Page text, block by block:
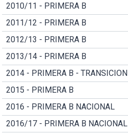
2010/11 - PRIMERA B
2011/12 - PRIMERA B
2012/13 - PRIMERA B
2013/14 - PRIMERA B
2014 - PRIMERA B - TRANSICION
2015 - PRIMERA B
2016 - PRIMERA B NACIONAL
2016/17 - PRIMERA B NACIONAL